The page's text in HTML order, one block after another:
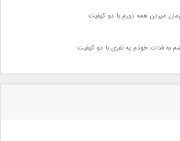
میزدن همه دورم با دو کیفیت
به فدات خودم یه نفری با دو کیفیت